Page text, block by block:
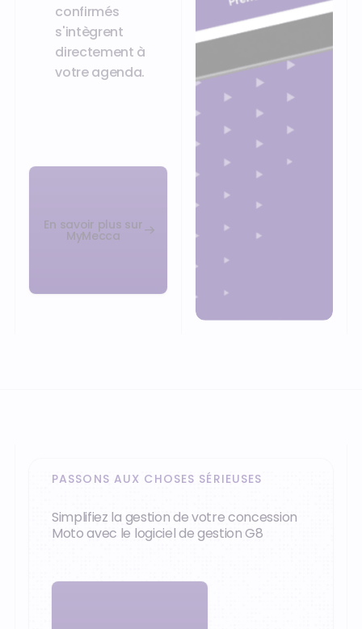
confirmés
s'intègrent
directement à
votre agenda.
En savoir plus sur
MyMecca
PASSONS AUX CHOSES SÉRIEUSES
Simplifiez la gestion de votre concession
Moto avec le logiciel de gestion G8